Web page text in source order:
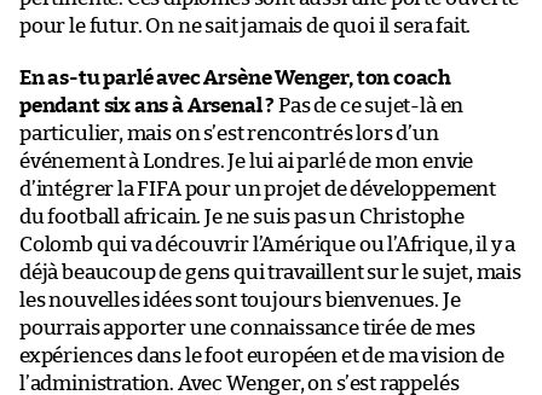
pour le futur. On ne sait jamais de quoi il sera fait.
En as-tu parlé avec Arsène Wenger, ton coach
pendant six ans à Arsenal ? Pas de ce sujet-là en
particulier, mais on s’est rencontrés lors d’un
événement à Londres. Je lui ai parlé de mon envie
d’intégrer la FIFA pour un projet de développement
du football africain. Je ne suis pas un Christophe
Colomb qui va découvrir l’Amérique ou l’Afrique, il y a
déjà beaucoup de gens qui travaillent sur le sujet, mais
les nouvelles idées sont toujours bienvenues. Je
pourrais apporter une connaissance tirée de mes
expériences dans le foot européen et de ma vision de
l’administration. Avec Wenger, on s’est rappelés